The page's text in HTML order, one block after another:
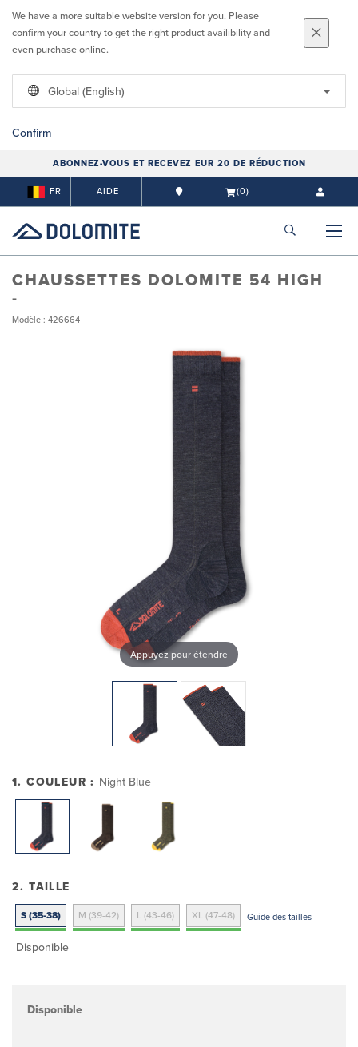
We have a more suitable website version for you. Please
confirm your country to get the right product availibility and
even purchase online.
Global (English)
Confirm
ABONNEZ-VOUS ET RECEVEZ EUR 20 DE RÉDUCTION
FR AIDE (0)
CHAUSSETTES DOLOMITE 54 HIGH
Modèle : 426664
Appuyez pour étendre
1. COULEUR : Night Blue
2. TAILLE
S (35-38) M (39-42) L (43-46) XL (47-48) Guide des tailles
Disponible
Disponible